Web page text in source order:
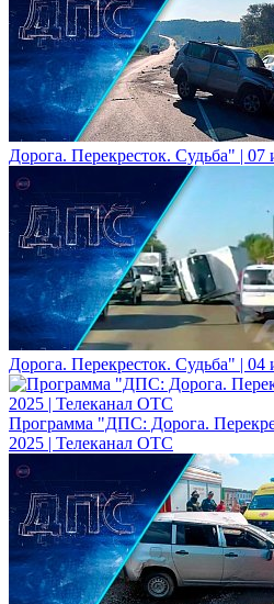
Дорога. Перекресток. Судьба" |
Дорога. Перекресток. Судьба" |
Программа "ДПС: Дорога.
2025 | Телеканал ОТС